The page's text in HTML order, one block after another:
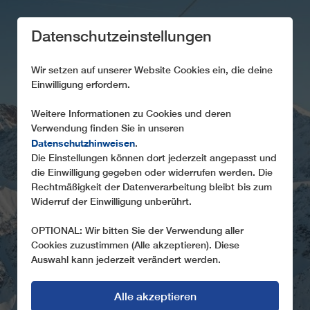
NACHHALTIGKEIT
BEI LEITNER
High-tech Lösungen für den nachhaltigen
Seilbahnbetrieb
Datenschutzeinstellungen
Wir setzen auf unserer Website Cookies ein, die deine
Einwilligung erfordern.
Weitere Informationen zu Cookies und deren
Verwendung finden Sie in unseren
Datenschutzhinweisen.
Die Einstellungen können dort jederzeit angepasst und
die Einwilligung gegeben oder widerrufen werden. Die
Rechtmäßigkeit der Datenverarbeitung bleibt bis zum
Widerruf der Einwilligung unberührt.
OPTIONAL: Wir bitten Sie der Verwendung aller
Cookies zuzustimmen (Alle akzeptieren). Diese
Auswahl kann jederzeit verändert werden.
Alle akzeptieren